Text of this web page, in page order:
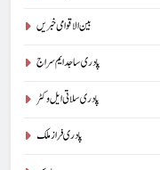
بین الاقوامی خبریں
پادری ساجد ایم سراج
پادری سلاتی ایل وکٹر
پادری فراز ملک